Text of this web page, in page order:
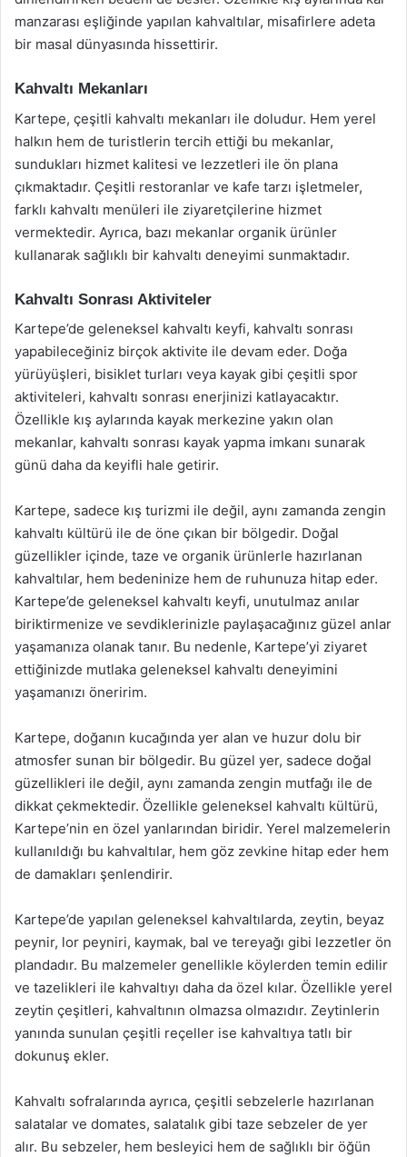
manzarası eşliğinde yapılan kahvaltılar, misafirlere adeta
bir masal dünyasında hissettirir.
Kahvaltı Mekanları
Kartepe, çeşitli kahvaltı mekanları ile doludur. Hem yerel
halkın hem de turistlerin tercih ettiği bu mekanlar,
sundukları hizmet kalitesi ve lezzetleri ile ön plana
çıkmaktadır. Çeşitli restoranlar ve kafe tarzı işletmeler,
farklı kahvaltı menüleri ile ziyaretçilerine hizmet
vermektedir. Ayrıca, bazı mekanlar organik ürünler
kullanarak sağlıklı bir kahvaltı deneyimi sunmaktadır.
Kahvaltı Sonrası Aktiviteler
Kartepe’de geleneksel kahvaltı keyfi, kahvaltı sonrası
yapabileceğiniz birçok aktivite ile devam eder. Doğa
yürüyüşleri, bisiklet turları veya kayak gibi çeşitli spor
aktiviteleri, kahvaltı sonrası enerjinizi katlayacaktır.
Özellikle kış aylarında kayak merkezine yakın olan
mekanlar, kahvaltı sonrası kayak yapma imkanı sunarak
günü daha da keyifli hale getirir.
Kartepe, sadece kış turizmi ile değil, aynı zamanda zengin
kahvaltı kültürü ile de öne çıkan bir bölgedir. Doğal
güzellikler içinde, taze ve organik ürünlerle hazırlanan
kahvaltılar, hem bedeninize hem de ruhunuza hitap eder.
Kartepe’de geleneksel kahvaltı keyfi, unutulmaz anılar
biriktirmenize ve sevdiklerinizle paylaşacağınız güzel anlar
yaşamanıza olanak tanır. Bu nedenle, Kartepe’yi ziyaret
ettiğinizde mutlaka geleneksel kahvaltı deneyimini
yaşamanızı öneririm.
Kartepe, doğanın kucağında yer alan ve huzur dolu bir
atmosfer sunan bir bölgedir. Bu güzel yer, sadece doğal
güzellikleri ile değil, aynı zamanda zengin mutfağı ile de
dikkat çekmektedir. Özellikle geleneksel kahvaltı kültürü,
Kartepe’nin en özel yanlarından biridir. Yerel malzemelerin
kullanıldığı bu kahvaltılar, hem göz zevkine hitap eder hem
de damakları şenlendirir.
Kartepe’de yapılan geleneksel kahvaltılarda, zeytin, beyaz
peynir, lor peyniri, kaymak, bal ve tereyağı gibi lezzetler ön
plandadır. Bu malzemeler genellikle köylerden temin edilir
ve tazelikleri ile kahvaltıyı daha da özel kılar. Özellikle yerel
zeytin çeşitleri, kahvaltının olmazsa olmazıdır. Zeytinlerin
yanında sunulan çeşitli reçeller ise kahvaltıya tatlı bir
dokunuş ekler.
Kahvaltı sofralarında ayrıca, çeşitli sebzelerle hazırlanan
salatalar ve domates, salatalık gibi taze sebzeler de yer
alır. Bu sebzeler, hem besleyici hem de sağlıklı bir öğün